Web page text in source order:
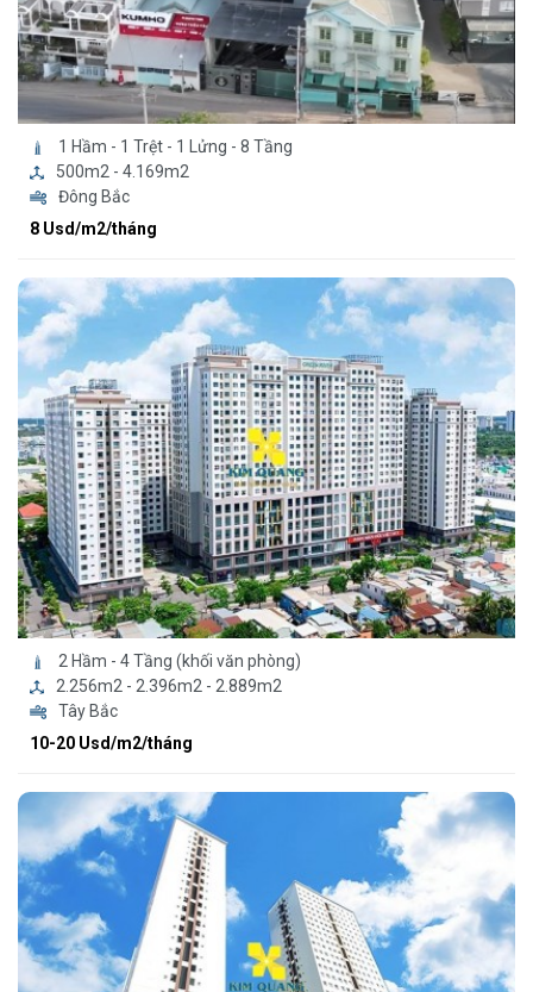
1 Hầm - 1 Trệt - 1 Lửng - 8 Tầng
500m2 - 4.169m2
Đông Bắc
8 Usd/m2/tháng
2 Hầm - 4 Tầng (khối văn phòng)
2.256m2 - 2.396m2 - 2.889m2
Tây Bắc
10-20 Usd/m2/tháng